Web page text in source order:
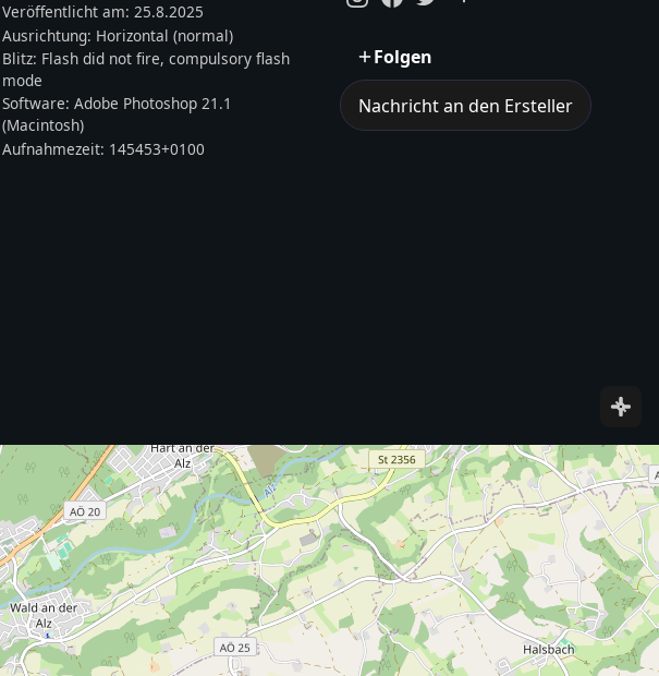
Veröffentlicht am:25.8.2025
Ausrichtung: Horizontal (normal)
Blitz: Flash did not fire, compulsory flash
mode
Software:Adobe Photoshop 21.1
(Macintosh)
Aufnahmezeit: 145453+0100
Folgen
Nachricht an den Ersteller